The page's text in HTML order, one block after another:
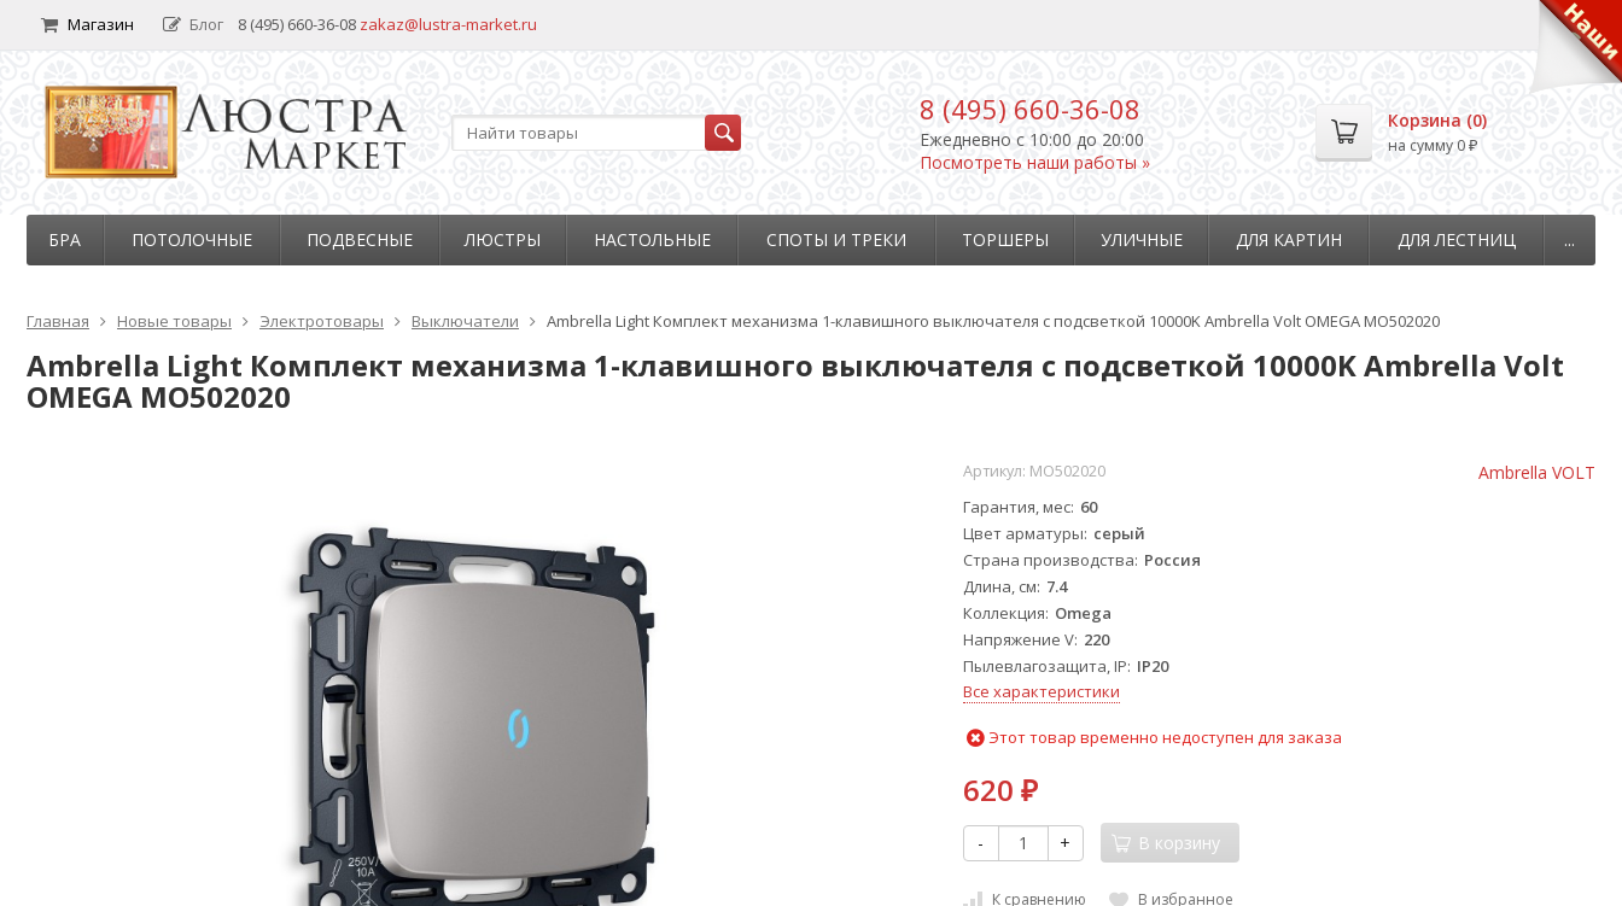
Магазин Блог 8 (495) 660-36-08 zakaz@lustra-market.ru
8 (495) 660-36-08
Ежедневно c 10:00 до 20:00
Посмотреть наши работы »
Корзина (0)
на сумму 0 ₽
БРА ПОТОЛОЧНЫЕ ПОДВЕСНЫЕ ЛЮСТРЫ НАСТОЛЬНЫЕ СПОТЫ И ТРЕКИ ТОРШЕРЫ УЛИЧНЫЕ ДЛЯ КАРТИН ДЛЯ ЛЕСТНИЦ ...
Главная Новые товары Электротовары Выключатели Ambrella Light Комплект механизма 1-клавишного выключателя с подсветкой 10000K Ambrella Volt OMEGA MO502020
Ambrella Light Комплект механизма 1-клавишного выключателя с подсветкой 10000K Ambrella Volt
OMEGA MO502020
Ambrella VOLT
Артикул: MO502020
Гарантия, мес 60
Цвет арматуры серый
Страна производства Россия
Длина, см 7.4
Коллекция Omega
Напряжение V 220
Пылевлагозащита, IP IP20
Все характеристики
Этот товар временно недоступен для заказа
620 ₽
- + В корзину
К сравнению В избранное